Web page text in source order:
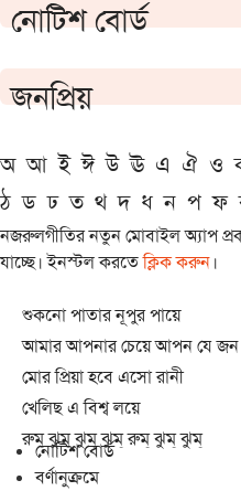
নোটিশ বোর্ড
জনপ্রিয়
অ আ ই ঈ উ ঊ এ ঐ ও
ঠ ড ঢ ত থ দ ধ ন প ফ
নজরুলগীতির নতুন মোবাইল অ্যাপ
যাচ্ছে। ইনস্টল করতেক্লিক করুন।
শুকনো পাতার নূপুর পায়ে
আমার আপনার চেয়ে আপন যে জন
মোর প্রিয়া হবে এসো রানী
খেলিছ এ বিশ্ব লয়ে
রুম্ ঝুম্ ঝুম্ ঝুম্ রুম্ ঝুম্ ঝুম্
নোটিশ বোর্ড
বর্ণানুক্রমে